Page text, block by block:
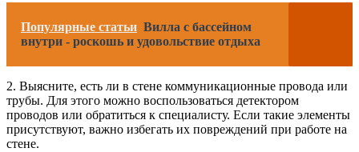
Популярные статьи Вилла с бассейном
внутри - роскошь и удовольствие отдыха
2. Выясните, есть ли в стене коммуникационные провода или
трубы. Для этого можно воспользоваться детектором
проводов или обратиться к специалисту. Если такие элементы
присутствуют, важно избегать их повреждений при работе на
стене.